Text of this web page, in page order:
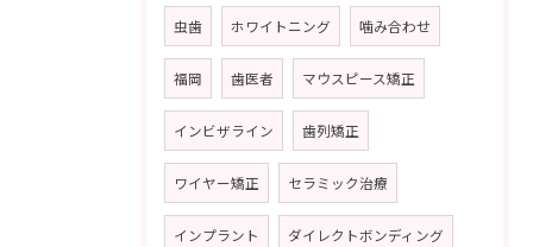
虫歯 ホワイトニング 噛み合わせ
福岡 歯医者 マウスピース矯正
インビザライン 歯列矯正
ワイヤー矯正 セラミック治療
インプラント ダイレクトボンディング